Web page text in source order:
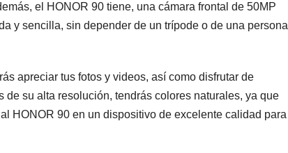
el HONOR 90 tiene, una cámara frontal de 50MP
y sencilla, sin depender de un trípode o de una persona
apreciar tus fotos y videos, así como disfrutar de
su alta resolución, tendrás colores naturales, ya que
HONOR 90 en un dispositivo de excelente calidad para